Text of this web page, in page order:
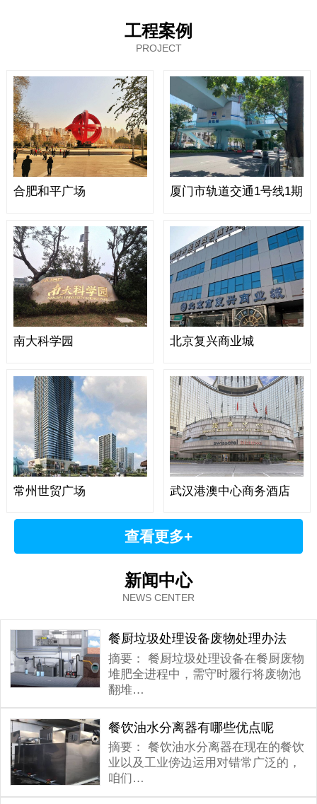
工程案例
PROJECT
合肥和平广场 厦门市轨道交通1号线1期
南大科学园 北京复兴商业城
常州世贸广场 武汉港澳中心商务酒店
查看更多+
新闻中心
NEWS CENTER
餐厨垃圾处理设备废物处理办法
摘要：
餐厨垃圾处理设备在餐厨废物
堆肥全进程中，需守时履行将废物池
翻堆…
餐饮油水分离器有哪些优点呢
摘要：
餐饮油水分离器在现在的餐饮
业以及工业傍边运用对错常广泛的，
咱们…